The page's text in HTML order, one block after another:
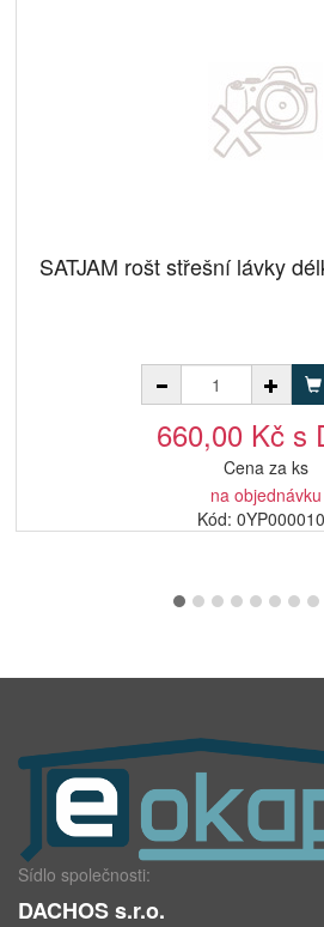
SATJAM rošt střešní lávky
660,00 Kč s
Cena za ks
na objednávku
Kód:
Sídlo společnosti:
DACHOS s.r.o.